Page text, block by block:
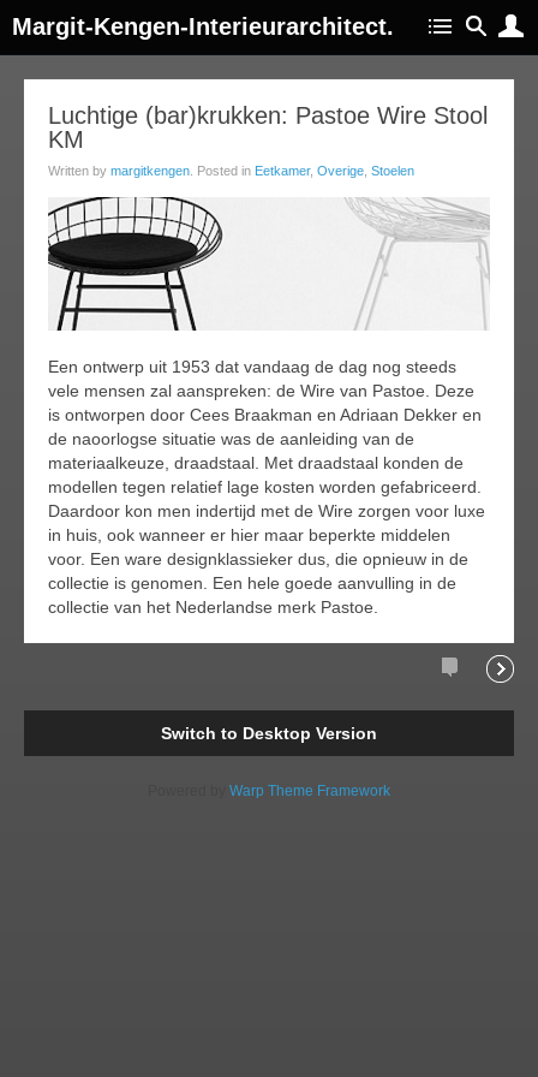
Margit-Kengen-Interieurarchitect.
Luchtige (bar)krukken: Pastoe Wire Stool
KM
Written by margitkengen . Posted in Eetkamer, Overige Stoelen
Een ontwerp uit 1953 dat vandaag de dag nog steeds
vele mensen zal aanspreken: de Wire van Pastoe. Deze
is ontworpen door Cees Braakman en Adriaan Dekker en
de naoorlogse situatie was de aanleiding van de
materiaalkeuze, draadstaal. Met draadstaal konden de
modellen tegen relatief lage kosten worden gefabriceerd.
Daardoor kon men indertijd met de Wire zorgen voor luxe
in huis, ook wanneer er hier maar beperkte middelen
voor. Een ware designklassieker dus, die opnieuw in de
collectie is genomen. Een hele goede aanvulling in de
collectie van het Nederlandse merk Pastoe.
Comments
Switch to Desktop Version
Warp Theme Framework